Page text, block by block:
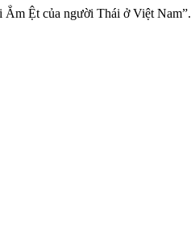
Ệt của người Thái ở Việt Nam”.